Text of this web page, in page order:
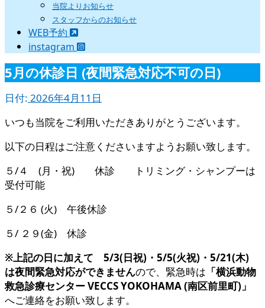
当院よりお知らせ
スタッフからのお知らせ
WEB予約
instagram
5月の休診日 (夜間緊急対応不可の日)
日付: 2026年4月11日
いつも当院をご利用いただきありがとうございます。
以下の日程はご注意くださいますようお願い致します。
５/４ (月・祝) 休診 トリミング・シャンプーは
受付可能
５/２６ (火) 午後休診
５/ ２９(金) 休診
※上記の日に加えて 5/3(日祝)・5/5(火祝)・5/21(木)
は夜間緊急対応ができませんので、緊急時は 「横浜動物
救急診療センター VECCS YOKOHAMA (南区前里町)」
へご連絡をお願い致します。